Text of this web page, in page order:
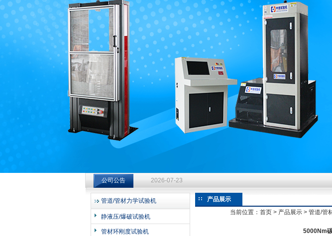
济南中创工业测试系统有限公司
公司公告 2026-07-23
钻杆扭转试验台选型指南：从额定扭矩到加载频率的工况适配逻辑
2026-07-23
钻杆扭转试验台选型指南：从额定扭矩到加载频率的工况适配逻辑
管道/管材力学试验机
静液压/爆破试验机
管材环刚度试验机
产品展示
当前位置： 首页 > 产品展示 > 管道/管
5000Nm